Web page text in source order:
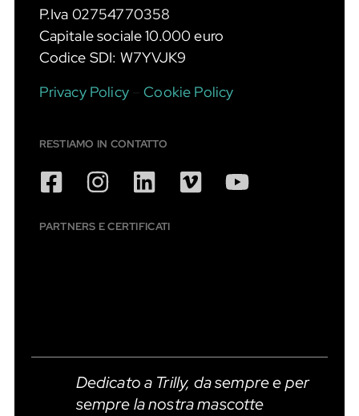
P.Iva 02754770358
Capitale sociale 10.000 euro
Codice SDI: W7YVJK9
Privacy Policy–Cookie Policy
RESTIAMO IN CONTATTO
PARTNERS E CERTIFICATI
Dedicato a Trilly, da sempre e per
sempre la nostra mascotte